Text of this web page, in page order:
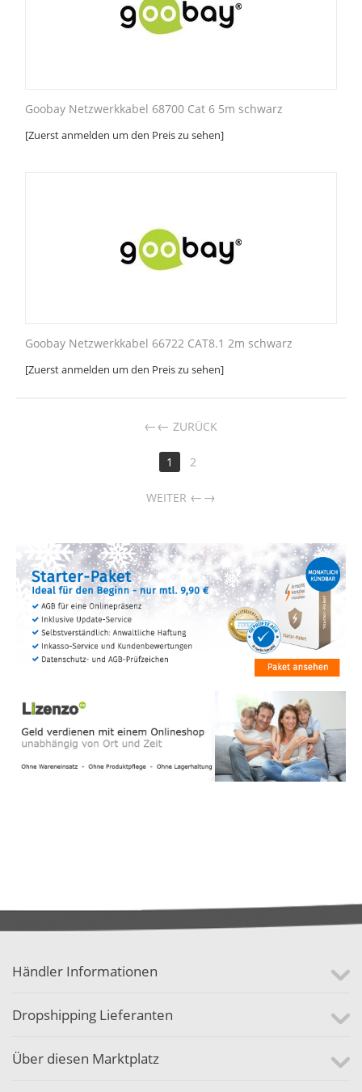
Goobay Netzwerkkabel 68700 Cat 6 5m schwarz
[Zuerst anmelden um den Preis zu sehen]
Goobay Netzwerkkabel 66722 CAT8.1 2m schwarz
[Zuerst anmelden um den Preis zu sehen]
← ZURÜCK
1 2
WEITER →
Händler Informationen
Dropshipping Lieferanten
Über diesen Marktplatz